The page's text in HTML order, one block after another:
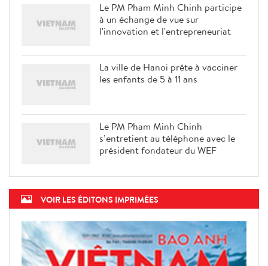
Le PM Pham Minh Chinh participe
à un échange de vue sur
l'innovation et l'entrepreneuriat
La ville de Hanoi prête à vacciner
les enfants de 5 à 11 ans
Le PM Pham Minh Chinh
s’entretient au téléphone avec le
président fondateur du WEF
VOIR LES ÉDITONS IMPRIMÉES